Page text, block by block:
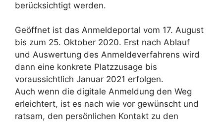
berücksichtigt werden.
Geöffnet ist das Anmeldeportal vom 17. August
bis zum 25. Oktober 2020. Erst nach Ablauf
und Auswertung des Anmeldeverfahrens wird
dann eine konkrete Platzzusage bis
voraussichtlich Januar 2021 erfolgen.
Auch wenn die digitale Anmeldung den Weg
erleichtert, ist es nach wie vor gewünscht und
ratsam, den persönlichen Kontakt zu den